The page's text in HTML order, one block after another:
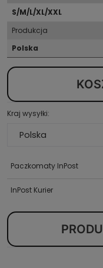
S/M/L/XL/XXL
Produkcja
Polska
Kraj wysyłki:
Paczkomaty InPost
InPost Kurier